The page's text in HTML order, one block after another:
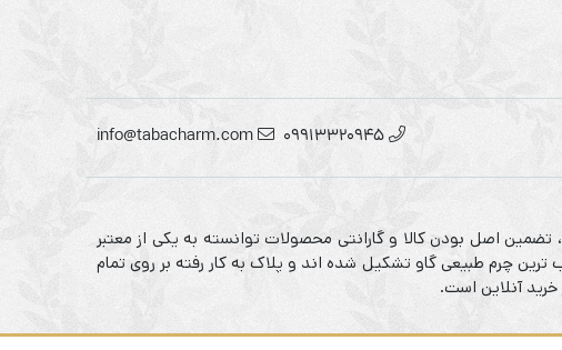
09913320945
info@tabacharm.com
تضمین اصل بودن کالا و گارانتی محصولات توانسته به یکی از معتبر
چرم طبیعی گاو تشکیل شده اند و پلاک به کار رفته بر روی تمام
آنلاین است.